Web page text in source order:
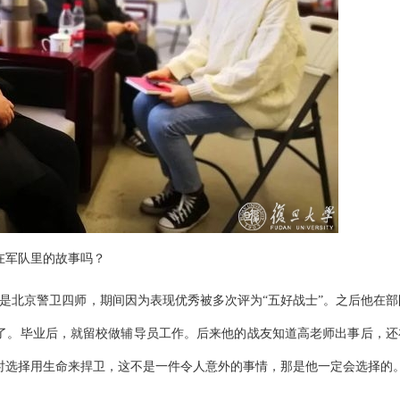
队里的故事吗？
北京警卫四师，期间因为表现优秀被多次评为“五好战士”。之后他在
。毕业后，就留校做辅导员工作。后来他的战友知道高老师出事后，
择用生命来捍卫，这不是一件令人意外的事情，那是他一定会选择的